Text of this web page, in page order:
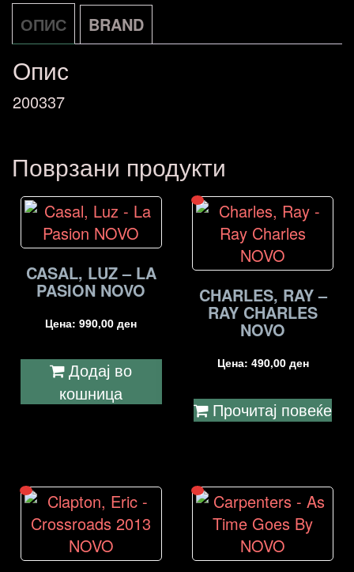
ОПИС BRAND
Опис
200337
Поврзани продукти
CASAL, LUZ – LA
PASION NOVO
Цена:990,00ден
Додај во
кошница
CHARLES, RAY –
RAY CHARLES
NOVO
Цена: 490,00 ден
Прочитај повеќе